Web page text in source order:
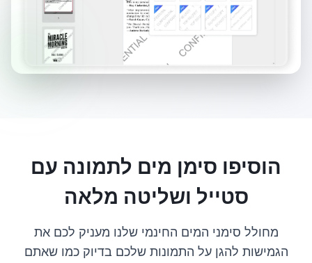
הוסיפו סימן מים לתמונה עם
סטייל ושליטה מלאה
מחולל סימני המים החינמי שלנו מעניק לכם את
הגמישות להגן על התמונות שלכם בדיוק כמו שאתם